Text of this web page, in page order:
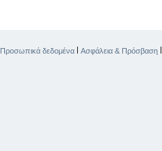
Προσωπικά δεδομένα | Ασφάλεια & Πρόσβαση